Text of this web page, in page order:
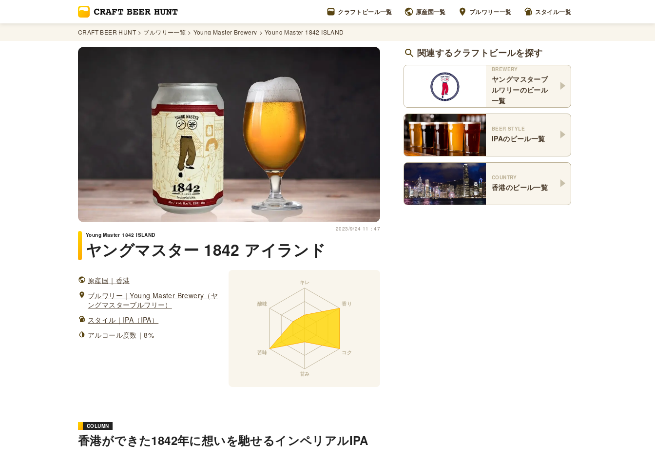
クラフトビール一覧 原産国一覧 ブルワリー一覧 スタイル一覧
CRAFT BEER HUNT ブルワリー一覧 Young Master Brewery Young Master 1842 ISLAND
2023/9/24 11：47
Young Master 1842 ISLAND
ヤングマスター 1842 アイランド
原産国｜香港
ブルワリー｜Young Master Brewery（ヤ
ングマスターブルワリー）
スタイル｜IPA（IPA）
アルコール度数｜8%
COLUMN
香港ができた1842年に想いを馳せるインペリアルIPA
関連するクラフトビールを探す
BREWERY
ヤングマスターブ
ルワリーのビール
一覧
BEER STYLE
IPAのビール一覧
COUNTRY
香港のビール一覧